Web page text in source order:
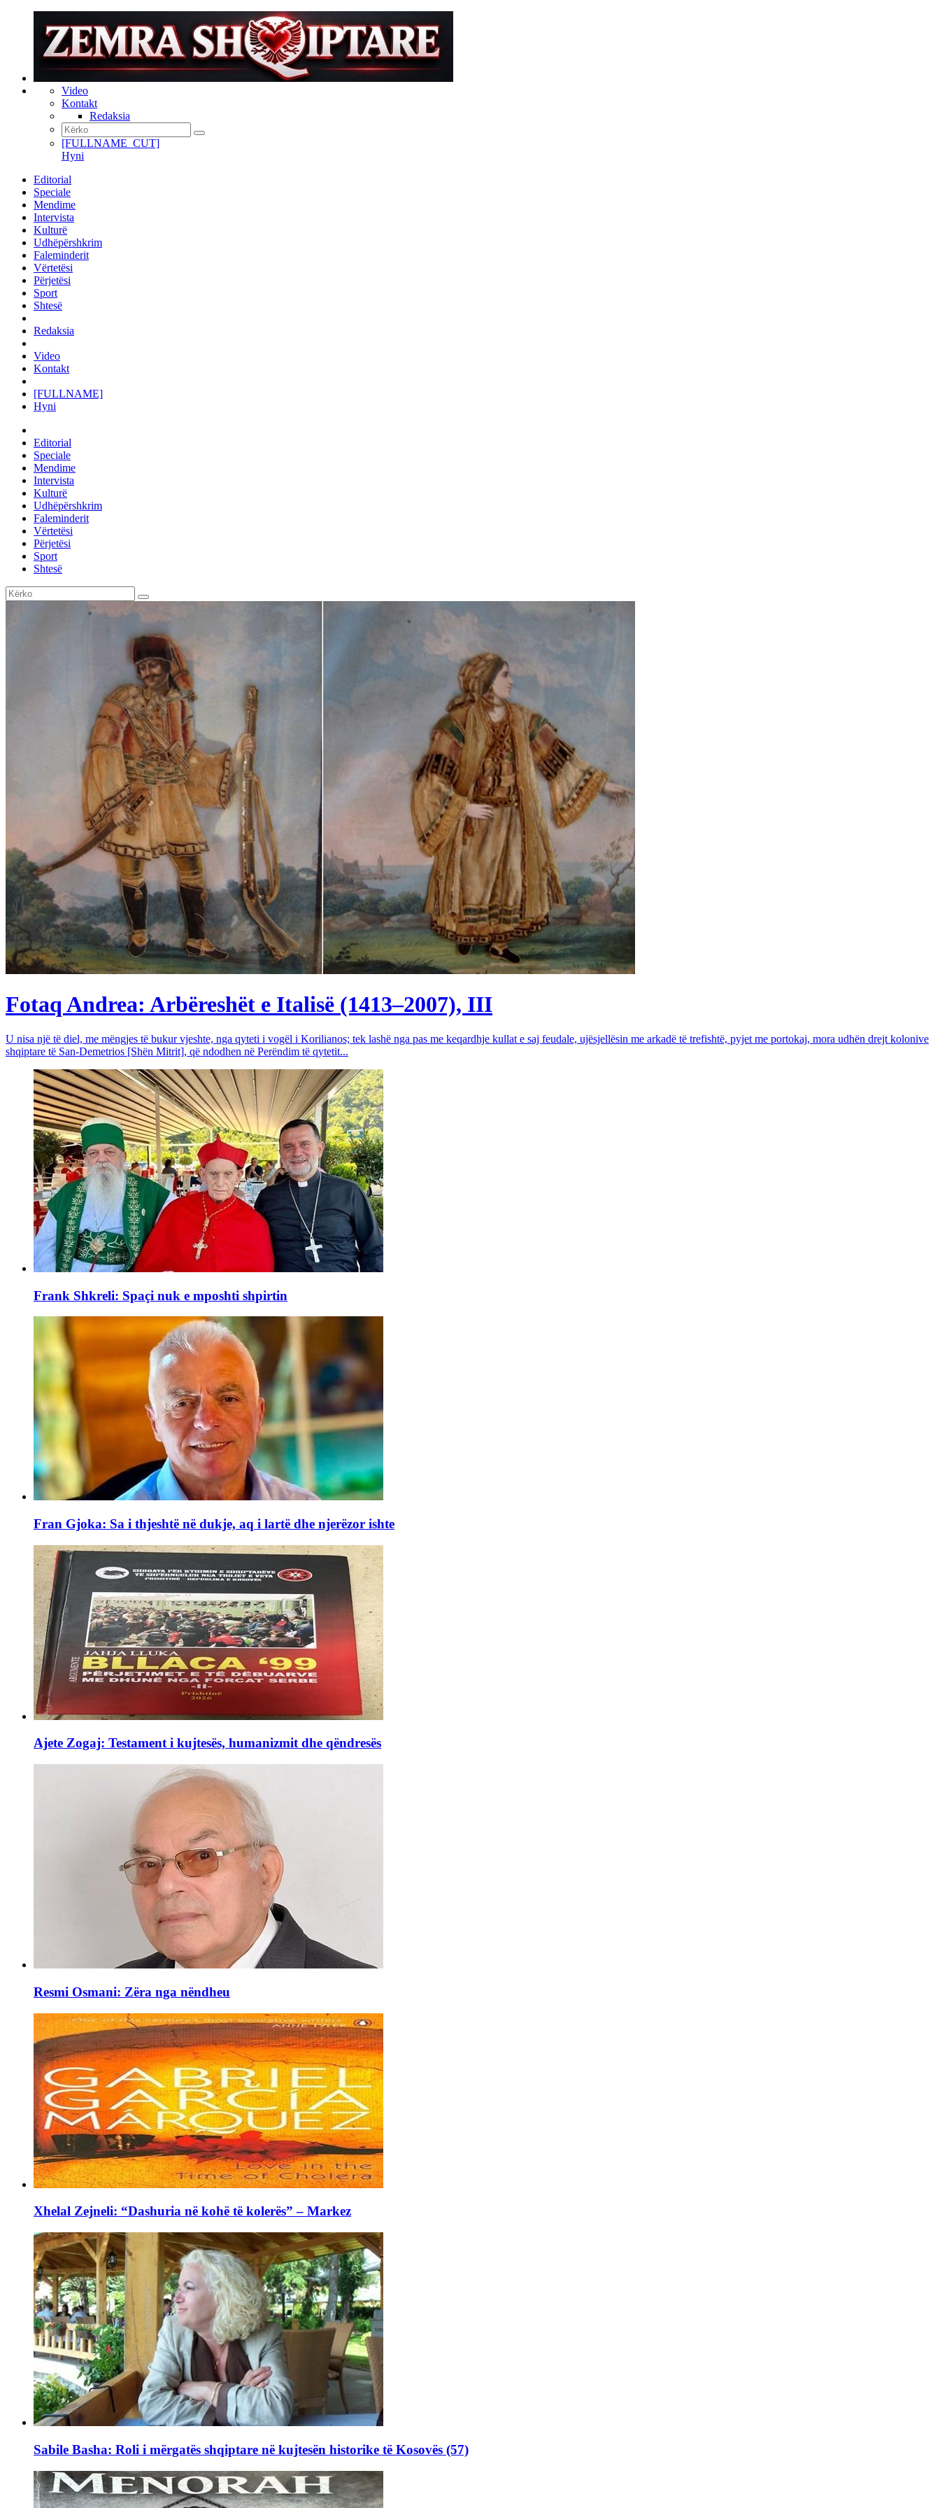
Video
Kontakt
Redaksia
[FULLNAME_CUT]
Hyni
Editorial
Speciale
Mendime
Intervista
Kulturë
Udhëpërshkrim
Faleminderit
Vërtetësi
Përjetësi
Sport
Shtesë
Redaksia
Video
Kontakt
[FULLNAME]
Hyni
Editorial
Speciale
Mendime
Intervista
Kulturë
Udhëpërshkrim
Faleminderit
Vërtetësi
Përjetësi
Sport
Shtesë
Fotaq Andrea: Arbëreshët e Italisë (1413–2007), III
U nisa një të diel, me mëngjes të bukur vjeshte, nga qyteti i vogël i Korilianos; tek lashë nga pas me keqardhje kullat e saj feudale, ujësjellësin me arkadë të trefishtë, pyjet me portokaj, mora udhën drejt kolonive
shqiptare të San-Demetrios [Shën Mitrit], që ndodhen në Perëndim të qytetit...
Frank Shkreli: Spaçi nuk e mposhti shpirtin
Fran Gjoka: Sa i thjeshtë në dukje, aq i lartë dhe njerëzor ishte
Ajete Zogaj: Testament i kujtesës, humanizmit dhe qëndresës
Resmi Osmani: Zëra nga nëndheu
Xhelal Zejneli: “Dashuria në kohë të kolerës” – Markez
Sabile Basha: Roli i mërgatës shqiptare në kujtesën historike të Kosovës (57)